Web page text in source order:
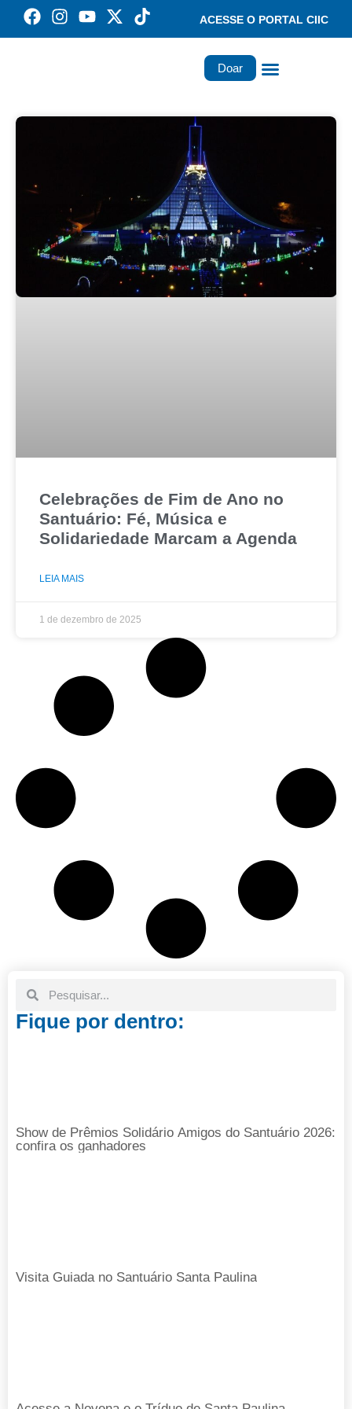
ACESSE O PORTAL CIIC
Doar
Celebrações de Fim de Ano no
Santuário: Fé, Música e
Solidariedade Marcam a Agenda
LEIA MAIS
1 de dezembro de 2025
Fique por dentro:
Show de Prêmios Solidário Amigos do Santuário 2026:
confira os ganhadores
Visita Guiada no Santuário Santa Paulina